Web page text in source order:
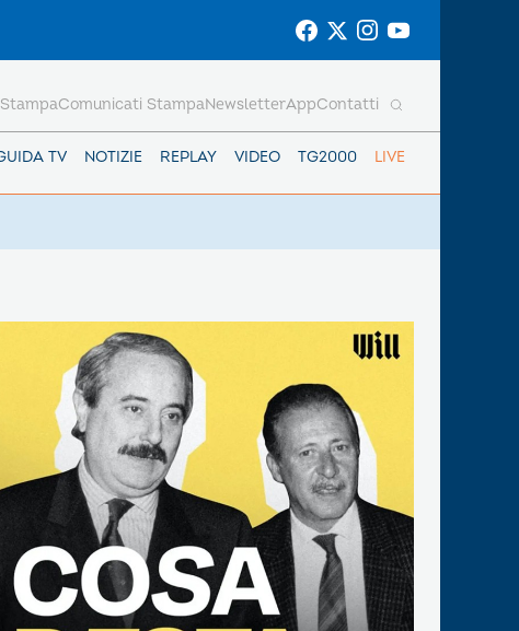
TV NOTIZIE REPLAY VIDEO TG2000 LIVE
Comunicati StampaNewsletterAppContatti